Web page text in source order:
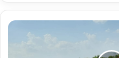
आ